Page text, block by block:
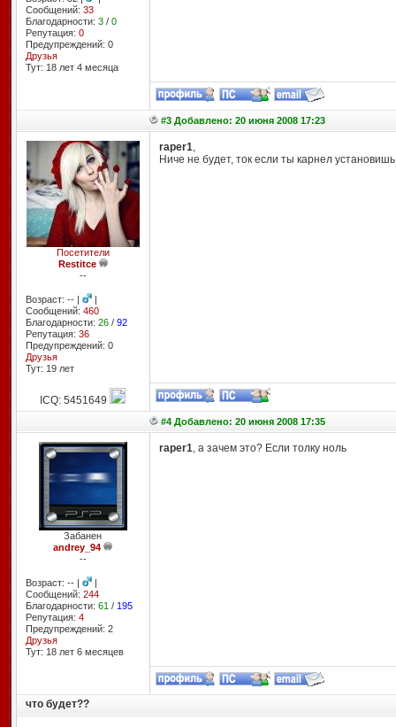
Сообщений: 33
Благодарности: 3/ 0
Репутация: 0
Предупреждений: 0
Друзья
Тут: 18 лет 4 месяцa
#3 Добавлено: 20 июня 2008 17:23
Посетители
Restitce
--
Возраст: -- |
|
Сообщений: 460
Благодарности: 26/ 92
Репутация: 36
Предупреждений: 0
Друзья
Тут: 19 лет
raper1,
Ниче не будет, ток если ты карнел
ICQ: 5451649
#4 Добавлено: 20 июня 2008 17:35
Забанен
andrey_94
--
Возраст: -- |
|
Сообщений: 244
Благодарности: 61 / 195
Репутация: 4
Предупреждений: 2
Друзья
Тут: 18 лет 6 месяцев
raper1, а зачем это? Если толку ноль
что будет??